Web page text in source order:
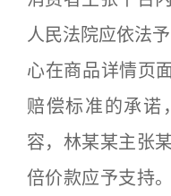
人民法院应依法
心在商品详情页
赔偿标准的承诺
容，林某某主张
倍价款应予支持